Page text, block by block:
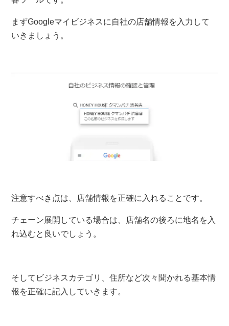
まずGoogleマイビジネスに自社の店舗情報を入力して
いきましょう。
注意すべき点は、店舗情報を正確に入れることです。
チェーン展開している場合は、店舗名の後ろに地名を入
れ込むと良いでしょう。
そしてビジネスカテゴリ、住所など次々聞かれる基本情
報を正確に記入していきます。